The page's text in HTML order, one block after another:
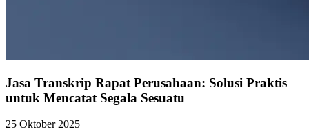
Jasa Transkrip Rapat Perusahaan: Solusi Praktis
untuk Mencatat Segala Sesuatu
25 Oktober 2025